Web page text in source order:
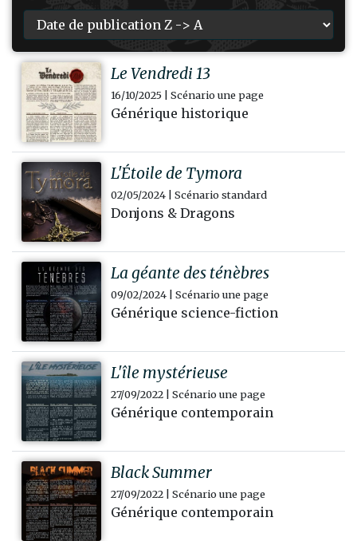
Le Vendredi 13
16/10/2025 | Scénario une page
Générique historique
L'Étoile de Tymora
02/05/2024 | Scénario standard
Donjons & Dragons
La géante des ténèbres
09/02/2024 | Scénario une page
Générique science-fiction
L'île mystérieuse
27/09/2022 | Scénario une page
Générique contemporain
Black Summer
27/09/2022 | Scénario une page
Générique contemporain